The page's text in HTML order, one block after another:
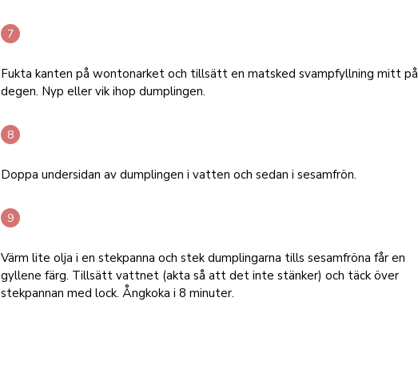
Fukta kanten på wontonarket och tillsätt en matsked svampfyllning mitt på
degen. Nyp eller vik ihop dumplingen.
Doppa undersidan av dumplingen i vatten och sedan i sesamfrön.
Värm lite olja i en stekpanna och stek dumplingarna tills sesamfröna får en
gyllene färg. Tillsätt vattnet (akta så att det inte stänker) och täck över
stekpannan med lock. Ångkoka i 8 minuter.